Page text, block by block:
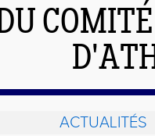
ACTUALITÉS